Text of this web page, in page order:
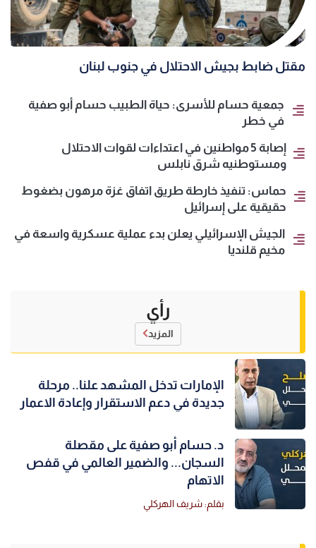
مقتل ضابط بجيش الاحتلال في جنوب لبنان
جمعية حسام للأسرى: حياة الطبيب حسام أبو صفية
في خطر
إصابة 5 مواطنين في اعتداءات لقوات الاحتلال
ومستوطنيه شرق نابلس
حماس: تنفيذ خارطة طريق اتفاق غزة مرهون بضغوط
حقيقية على إسرائيل
الجيش الإسرائيلي يعلن بدء عملية عسكرية واسعة في
مخيم قلنديا
رأي
المزيد
الإمارات تدخل المشهد علنا.. مرحلة
جديدة في دعم الاستقرار وإعادة الاعمار
د. حسام أبو صفية على مقصلة
السجان... والضمير العالمي في قفص
الاتهام
بقلم: شريف الهركلي